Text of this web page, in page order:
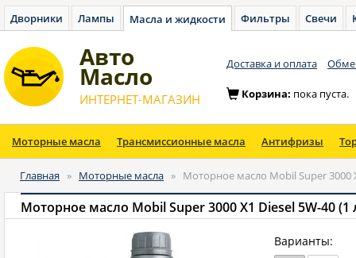
Дворники Лампы Масла и жидкости Фильтры Свечи
Авто
Масло
ИНТЕРНЕТ-МАГАЗИН
Доставка и оплата
Корзина: пока пуста.
Моторные масла Трансмиссионные масла Антифризы
Главная » Моторные масла » Моторное масло Mobil Super 3000
Моторное масло Mobil Super 3000 X1 Diesel 5W-40 (1
Варианты: